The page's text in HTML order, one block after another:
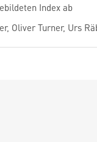
Index ab
Oliver Turner, Urs